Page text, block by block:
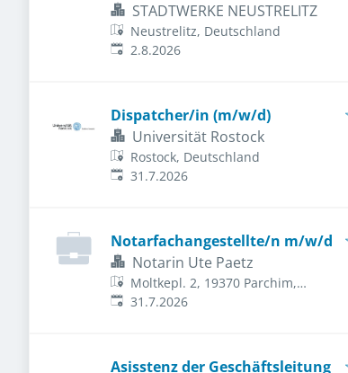
STADTWERKE NEUSTRELITZ
Neustrelitz, Deutschland
Veröffentlicht
2.8.2026
Dispatcher/in (m/w/d)
Universität Rostock
Rostock, Deutschland
Veröffentlicht
31.7.2026
Notarfachangestellte/n m/w/d
Notarin Ute Paetz
Moltkepl. 2, 19370 Parchim,
Deutschland
Veröffentlicht
31.7.2026
Asisstenz der Geschäftsleitung